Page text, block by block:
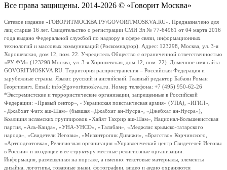
Все права защищены. 2014-2026 © «Говорит Москва»
Сетевое издание «ГОВОРИТМОСКВА.РУ/GOVORITMOSKVA.RU». Предназначено для
лиц старше 16 лет. Свидетельство о регистрации СМИ Эл № 77-64961 от 04 марта 2016
года выдано Федеральной службой по надзору в сфере связи, информационных
технологий и массовых коммуникаций (Роскомнадзор). Адрес: 123298, Москва, ул. 3-я
Хорошевская, дом 12, пом. 22. Учредитель Общество с ограниченной ответственностью
«РУ ФМ» (123298 Москва, ул. 3-я Хорошевская, дом 12, пом. 22). Доменное имя сайта
GOVORITMOSKVA.RU. Территория распространения – Российская Федерация и
зарубежные страны. Языки: русский и английский. Главный редактор Бабаян Роман
Георгиевич. Email: info@govoritmoskva.ru. Номер телефона: +7 (495) 950-62-26
*Экстремистские и террористические организации, запрещенные в Российской
Федерации: «Правый сектор», «Украинская повстанческая армия» (УПА), «ИГИЛ»,
«Джабхат Фатх аш-Шам» (бывшая «Джабхат ан-Нусра», «Джебхат ан-Нусра»),
Коалиция исламских группировок «Хайят Тахрир аш-Шам», Национал-Большевистская
партия, «Аль-Каида», «УНА-УНСО», «Талибан», «Меджлис крымско-татарского
народа», «Свидетели Иеговы», «Мизантропик Дивижн», «Братство» Корчинского,
«Артподготовка», Религиозная организация «Управленческий центр Свидетелей Иеговы
в России» и входящие в ее структуру местные религиозные организации.
Информация, размещенная на портале, а именно: текстовые материалы, элементы
дизайна, логотипы, товарные знаки, фотографии, видео и аудио охраняются